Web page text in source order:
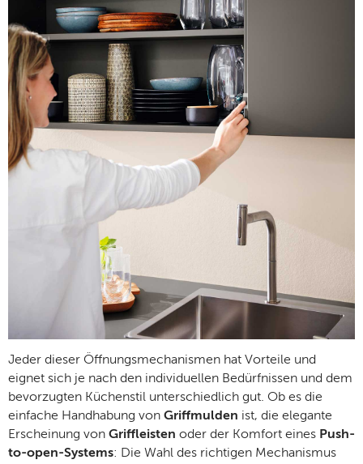
Jeder dieser Öffnungsmechanismen hat Vorteile und
eignet sich je nach den individuellen Bedürfnissen und dem
bevorzugten Küchenstil unterschiedlich gut. Ob es die
einfache Handhabung von Griffmulden ist, die elegante
Erscheinung von Griffleisten oder der Komfort eines Push-
to-open-Systems: Die Wahl des richtigen Mechanismus